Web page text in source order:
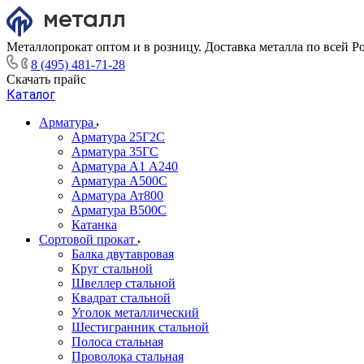
Металлопрокат оптом и в розницу. Доставка металла по всей
8 (495) 481-71-28
Скачать прайс
Каталог
Арматура
Арматура 25Г2С
Арматура 35ГС
Арматура А1 А240
Арматура А500С
Арматура Ат800
Арматура В500С
Катанка
Сортовой прокат
Балка двутавровая
Круг стальной
Швеллер стальной
Квадрат стальной
Уголок металлический
Шестигранник стальной
Полоса стальная
Проволока стальная